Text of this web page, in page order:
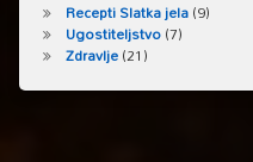
Recepti Slatka jela(9)
Ugostiteljstvo(7)
Zdravlje(21)